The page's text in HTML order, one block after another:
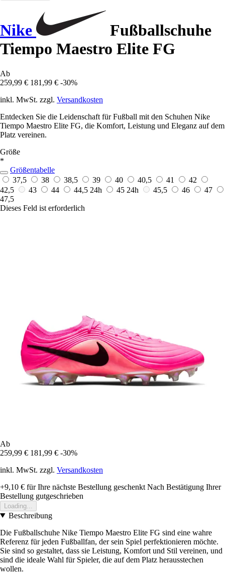
Nike
Fußballschuhe
Tiempo Maestro Elite FG
Ab
259,99 € 181,99 € -30%
inkl. MwSt. zzgl. Versandkosten
Entdecken Sie die Leidenschaft für Fußball mit den Schuhen Nike
Tiempo Maestro Elite FG, die Komfort, Leistung und Eleganz auf dem
Platz vereinen.
Größe
*
Größentabelle
37,5
38 38,5 39 40 40,5 41
42
42,5
43 44 44,5 24h 45 24h 45,5 46
47
47,5
Dieses Feld ist erforderlich
Ab
259,99 € 181,99 € -30%
inkl. MwSt. zzgl. Versandkosten
+9,10 € für Ihre nächste Bestellung geschenkt Nach Bestätigung Ihrer
Bestellung gutgeschrieben
Loading...
Beschreibung
Die Fußballschuhe Nike Tiempo Maestro Elite FG sind eine wahre
Referenz für jeden Fußballfan, der sein Spiel perfektionieren möchte.
Sie sind so gestaltet, dass sie Leistung, Komfort und Stil vereinen, und
sind die ideale Wahl für Spieler, die auf dem Platz herausstechen
wollen.